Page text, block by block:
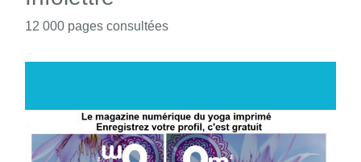
12 000 pages consultées